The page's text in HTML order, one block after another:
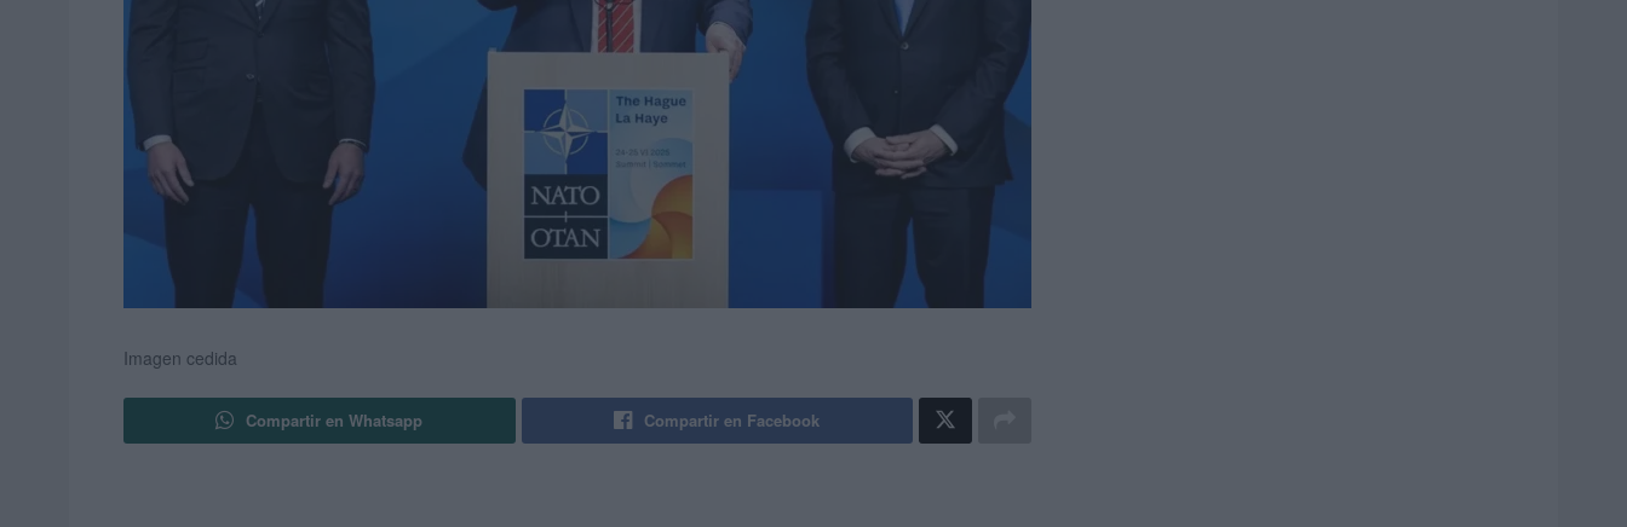
Imagen cedida
Compartir en Whatsapp Compartir en Facebook